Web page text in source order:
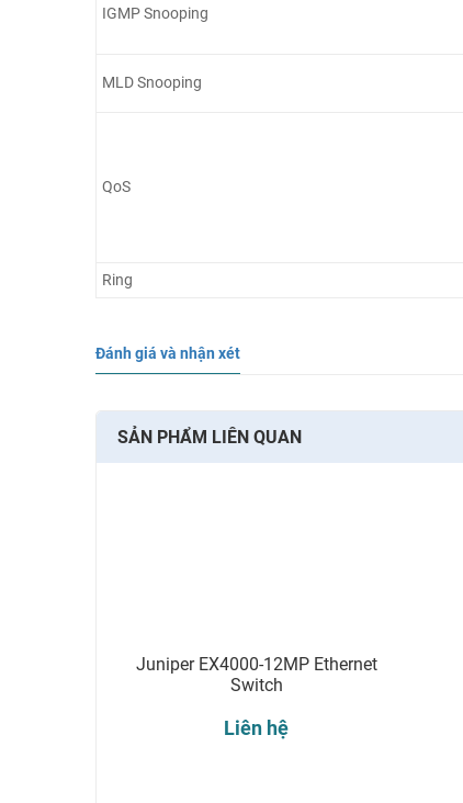
IGMP Snooping
MLD Snooping
QoS
Ring
Đánh giá và nhận xét
SẢN PHẨM LIÊN QUAN
Juniper EX4000-12MP Ethernet
Switch
Liên hệ